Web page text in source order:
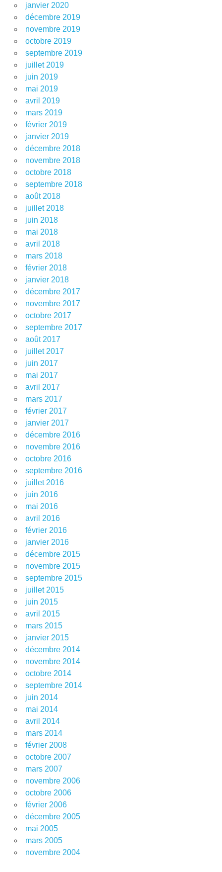
janvier 2020
décembre 2019
novembre 2019
octobre 2019
septembre 2019
juillet 2019
juin 2019
mai 2019
avril 2019
mars 2019
février 2019
janvier 2019
décembre 2018
novembre 2018
octobre 2018
septembre 2018
août 2018
juillet 2018
juin 2018
mai 2018
avril 2018
mars 2018
février 2018
janvier 2018
décembre 2017
novembre 2017
octobre 2017
septembre 2017
août 2017
juillet 2017
juin 2017
mai 2017
avril 2017
mars 2017
février 2017
janvier 2017
décembre 2016
novembre 2016
octobre 2016
septembre 2016
juillet 2016
juin 2016
mai 2016
avril 2016
février 2016
janvier 2016
décembre 2015
novembre 2015
septembre 2015
juillet 2015
juin 2015
avril 2015
mars 2015
janvier 2015
décembre 2014
novembre 2014
octobre 2014
septembre 2014
juin 2014
mai 2014
avril 2014
mars 2014
février 2008
octobre 2007
mars 2007
novembre 2006
octobre 2006
février 2006
décembre 2005
mai 2005
mars 2005
novembre 2004